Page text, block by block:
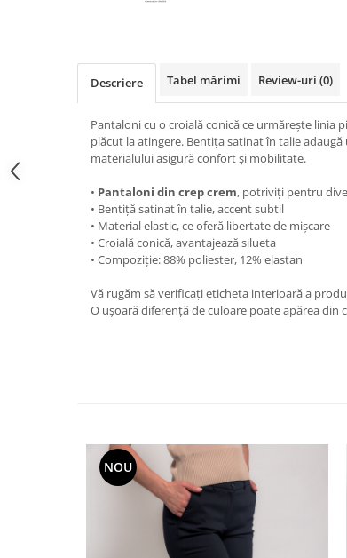
Descriere Tabel mărimi Review-uri (0)
Pantaloni cu o croială conică ce urmărește linia
plăcut la atingere. Bentița satinat în talie
materialului asigură confort și mobilitate.
• Pantaloni din crep crem, potriviți pentru
• Bentiță satinat în talie, accent subtil
• Material elastic, ce oferă libertate de mișcare
• Croială conică, avantajează silueta
• Compoziție: 88% poliester, 12% elastan
Vă rugăm să verificați eticheta interioară a
O ușoară diferență de culoare poate apărea din
NOU